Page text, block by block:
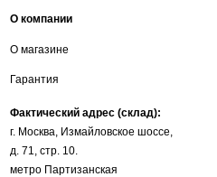
О компании
О магазине
Гарантия
Фактический адрес (склад):
г. Москва, Измайловское шоссе,
д. 71, стр. 10.
метро Партизанская